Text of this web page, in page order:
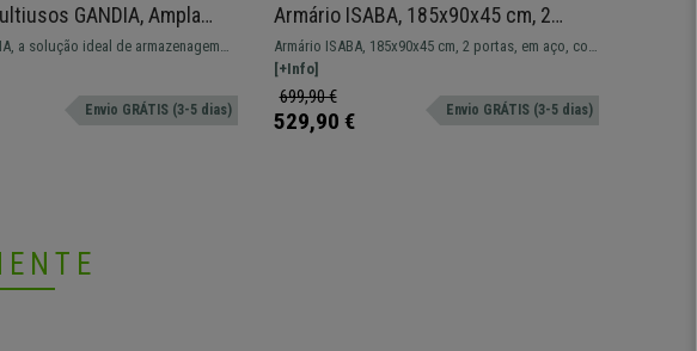
GANDIA, Ampla
Dimensões
Preto e Branco
a solução ideal de armazenagem
para o seu espaço!
Envio GRÁTIS (3-5 dias)
Armário ISABA, 185x90x45 cm, 2
portas, em aço, cor cinza
Armário ISABA, 185x90x45 cm, 2 portas, em aço, cor
cinza
[+Info]
699,90 €
529,90 € Envio GRÁTIS (3-5 dias)